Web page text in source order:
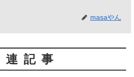
masaやん
連記事